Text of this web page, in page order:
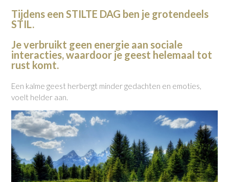
Tijdens een STILTE DAG ben je grotendeels
STIL.
Je verbruikt geen energie aan sociale
interacties, waardoor je geest helemaal tot
rust komt.
Een kalme geest herbergt minder gedachten en emoties,
voelt helder aan.